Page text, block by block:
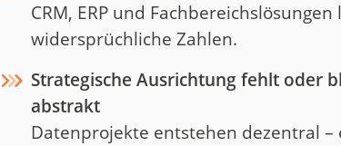
CRM, ERP und
widersprüchliche Zahlen.
Strategische Ausrichtung fehlt oder
abstrakt
Datenprojekte entstehen dezentral –